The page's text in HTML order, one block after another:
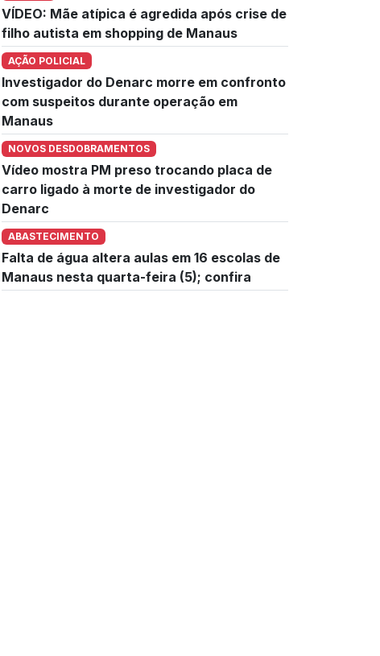
VÍDEO: Mãe atípica é agredida após crise de
filho autista em shopping de Manaus
AÇÃO POLICIAL
Investigador do Denarc morre em confronto
com suspeitos durante operação em
Manaus
NOVOS DESDOBRAMENTOS
Vídeo mostra PM preso trocando placa de
carro ligado à morte de investigador do
Denarc
ABASTECIMENTO
Falta de água altera aulas em 16 escolas de
Manaus nesta quarta-feira (5); confira